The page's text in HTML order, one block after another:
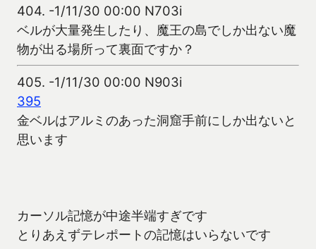
404. -1/11/30 00:00 N703i
ベルが大量発生したり、魔王の島でしか出ない魔
物が出る場所って裏面ですか？
405. -1/11/30 00:00 N903i
395
金ベルはアルミのあった洞窟手前にしか出ないと
思います
カーソル記憶が中途半端すぎです
とりあえずテレポートの記憶はいらないです